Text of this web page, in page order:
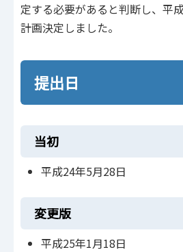
定する必要があると判断し、平
計画決定しました。
提出日
当初
平成24年5月28日
変更版
平成25年1月18日